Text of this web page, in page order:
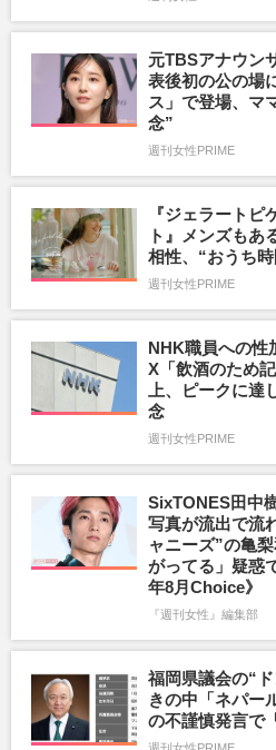
元TBSアナウン
表後初の公の場
ス」で登場、マ
念”
週刊女性PRIME
『ジェラートピ
ト』メンズもあ
相性、“おうち
週刊女性PRIME
NHK職員への性
X「飲酒のため
上、ピークに
念
週刊女性PRIME
SixTONES田中
写真が流出で流
ャニーズ”の亀
がってる」疑惑
年8月Choice》
『週刊女性』編集部
福岡県議会の“
きの中「ネパー
の不謹慎発言で